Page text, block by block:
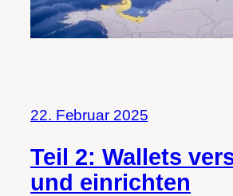
22. Februar 2025
Teil 2: Wallets
und einrichten